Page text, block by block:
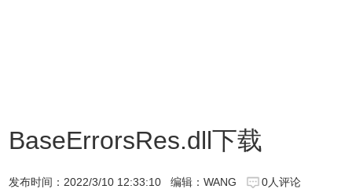
BaseErrorsRes.dll下载
发布时间： 2022/3/10 12:33:10 编辑：WANG
0人评论